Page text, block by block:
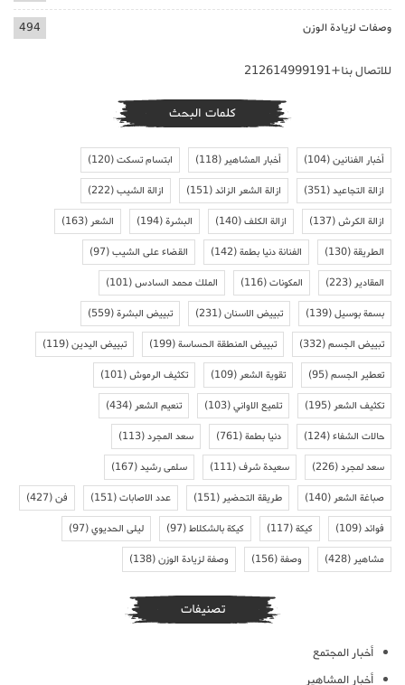
وصفات لزيادة الوزن 494
للاتصال بنا+212614999191
كلمات البحث
أخبار الفنانين(104) أخبار المشاهير(118) ابتسام تسكت(120)
ازالة التجاعيد(351) ازالة الشعر الزائد(151) ازالة الشيب(222)
ازالة الكرش(137) ازالة الكلف(140) البشرة(194) الشعر(163)
الطريقة(130) الفنانة دنيا بطمة(142) القضاء على الشيب(97)
المقادير(223) المكونات(116) الملك محمد السادس(101)
بسمة بوسيل(139) تبييض الاسنان(231) تبييض البشرة(559)
تبييض الجسم(332) تبييض المنطقة الحساسة(199) تبييض اليدين(119)
تعطير الجسم(95) تقوية الشعر(109) تكثيف الرموش(101)
تكثيف الشعر(195) تلميع الاواني(103) تنعيم الشعر(434)
حالات الشفاء(124) دنيا بطمة(761) سعد المجرد(113)
سعد لمجرد(226) سعيدة شرف(111) سلمى رشيد(167)
صباغة الشعر(140) طريقة التحضير(151) عدد الاصابات(151) فن(427)
فوائد(109) كيكة(117) كيكة بالشكلاط(97) ليلى الحديوي(97)
مشاهير(428) وصفة(156) وصفة لزيادة الوزن(138)
تصنيفات
أخبار المجتمع
أخبار المشاهير